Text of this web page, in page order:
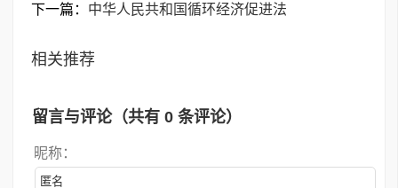
下一篇： 中华人民共和国循环经济促进法
相关推荐
留言与评论（共有 0 条评论）
昵称：